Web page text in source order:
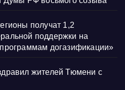
получат 1,2
поддержки на
догазификации»
жителей Тюмени с